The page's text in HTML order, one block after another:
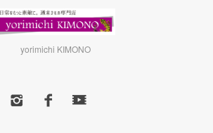
yorimichi KIMONO